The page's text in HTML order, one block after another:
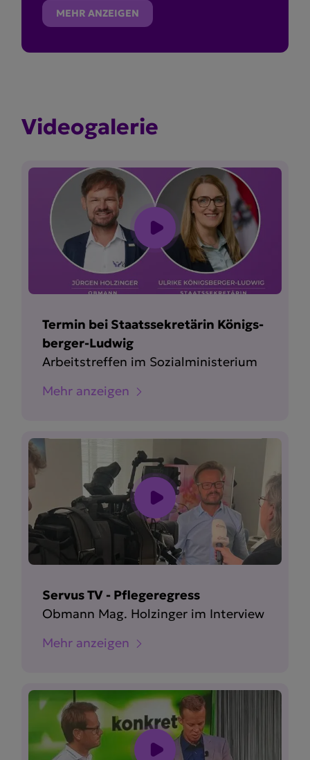
MEHR ANZEIGEN
Video­ga­lerie
Termin bei Staats­se­kre­tärin Königs­
berger-Ludwig
Arbeits­treffen im Sozial­mi­nis­terium
Mehr anzeigen
Servus TV - Pflegeregress
Obmann Mag. Holzinger im Interview
Mehr anzeigen